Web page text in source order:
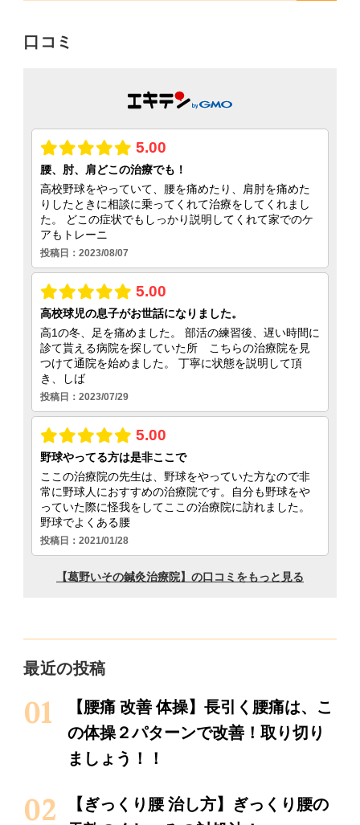
象:
口コミ
最近の投稿
【腰痛 改善 体操】長引く腰痛は、こ
の体操２パターンで改善！取り切り
ましょう！！
【ぎっくり腰 治し方】ぎっくり腰の